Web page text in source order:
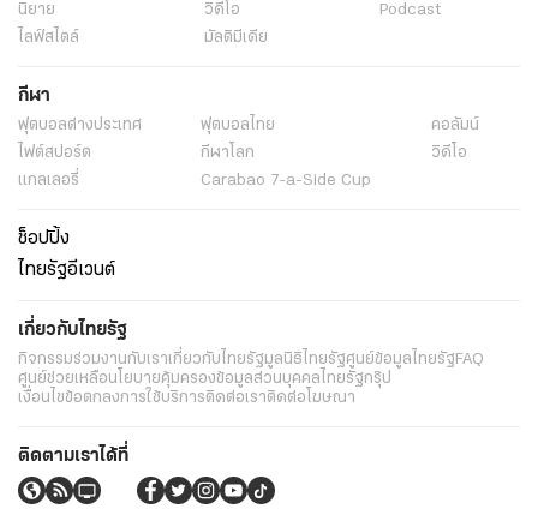
นิยาย
วิดีโอ
Podcast
ไลฟ์สไตล์
มัลติมีเดีย
กีฬา
ฟุตบอลต่่างประเทศ ฟุตบอลไทย
คอลัมน์
ไฟต์สปอร์ต
กีฬาโลก
วิดีโอ
แกลเลอรี่
Carabao 7-a-Side Cup
ช็อปปิ้ง
ไทยรัฐอีเวนต์
เกี่ยวกับไทยรัฐ
กิจกรรมร่วมงานกับเราเกี่ยวกับไทยรัฐมูลนิธิไทยรัฐศูนย์ข้อมูลไทยรัฐFAQ
ศูนย์ช่วยเหลือนโยบายคุ้มครองข้อมูลส่วนบุคคลไทยรัฐกรุ๊ป
เงื่อนไขข้อตกลงการใช้บริการติดต่อเราติดต่อโฆษณา
ติดตามเราได้ที่